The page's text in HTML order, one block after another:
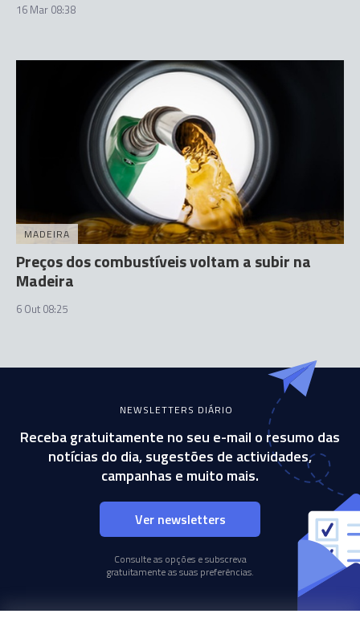
16 Mar 08:38
MADEIRA
Preços dos combustíveis voltam a subir na
Madeira
6 Out 08:25
NEWSLETTERS DIÁRIO
Receba gratuitamente no seu e-mail o resumo das
notícias do dia, sugestões de actividades,
campanhas e muito mais.
Ver newsletters
Consulte as opções e subscreva
gratuitamente as suas preferências.